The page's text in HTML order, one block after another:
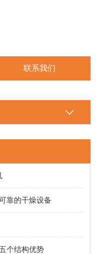
联系我们
靠的干燥设备
个结构优势